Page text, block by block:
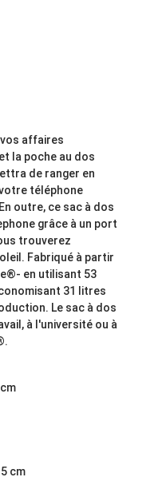
affaires
la poche au dos
de ranger en
téléphone
outre, ce sac à dos
grâce à un port
trouverez
Fabriqué à partir
en utilisant 53
31 litres
Le sac à dos
à l'université ou à
cm